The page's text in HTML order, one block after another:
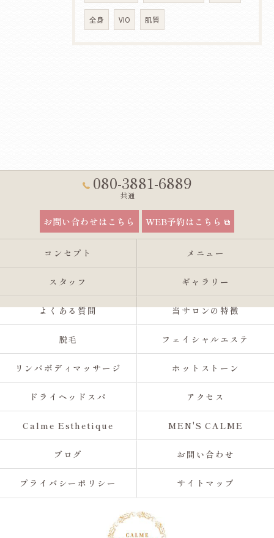
全身 VIO 肌質
080-3881-6889
共通
お問い合わせはこちら WEB予約はこちら
コンセプト メニュー
スタッフ ギャラリー
よくある質問 当サロンの特徴
脱毛 フェイシャルエステ
リンパボディマッサージ ホットストーン
ドライヘッドスパ アクセス
Calme Esthetique MEN'S CALME
ブログ お問い合わせ
プライバシーポリシー サイトマップ